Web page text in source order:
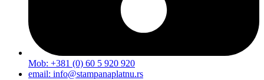
Mob: +381 (0) 60 5 920 920
email: info@stampanaplatnu.rs